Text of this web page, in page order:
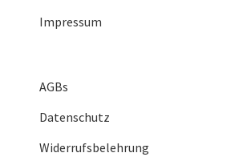
Impressum
AGBs
Datenschutz
Widerrufsbelehrung